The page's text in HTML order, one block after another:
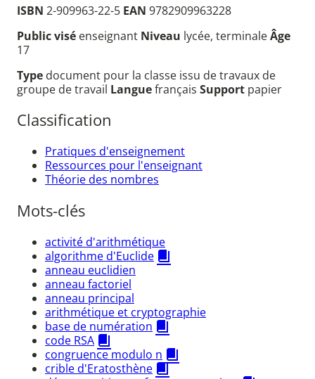
ISBN 2-909963-22-5 EAN 9782909963228
Public visé enseignant Niveau lycée, terminaleÂge
17
Type document pour la classe issu de travaux de
groupe de travail Languefrançais Support papier
Classification
Pratiques d'enseignement
Ressources pour l'enseignant
Théorie des nombres
Mots-clés
activité d'arithmétique
algorithme d'Euclide
anneau euclidien
anneau factoriel
anneau principal
arithmétique et cryptographie
base de numération
code RSA
congruence modulo n
crible d'Eratosthène